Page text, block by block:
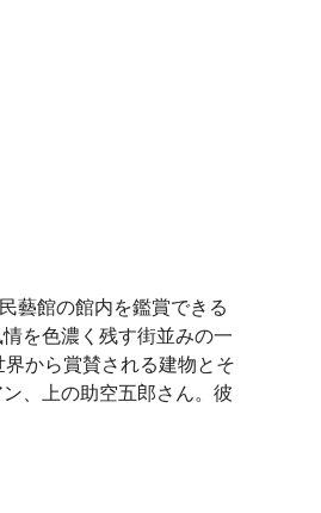
藝館の館内を鑑賞できる
を色濃く残す街並みの一
から賞賛される建物とそ
、上の助空五郎さん。彼